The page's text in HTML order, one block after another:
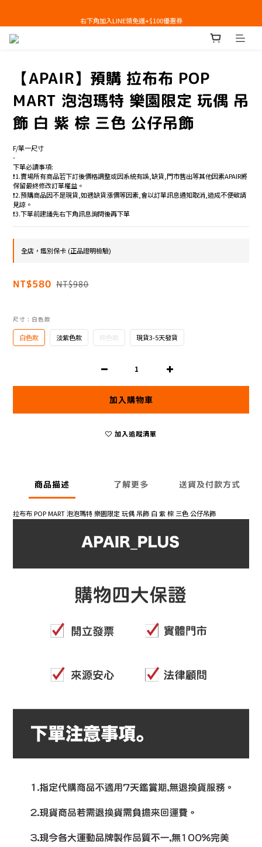
即日起，預購商品可提供部分訂金後尾款貨到付款(需協助請洽官line:@apair)
【APAIR】預購 拉布布 POP
MART 泡泡瑪特 樂園限定 玩偶 吊
飾 白 紫 棕 三色 公仔吊飾
F/單一尺寸
-
下單必讀事項:
❗️1.賣場所有商品若下訂後價格調整或因系統有誤,缺貨,門市售出等其他因素APAIR將
保留最終修改訂單權益。
❗️2.預購商品因不是現貨,如遇缺貨漲價等因素,會以訂單訊息通知取消,造成不便敬請
見諒。
❗️3.下單前建議先右下角訊息詢問後再下單
全店，鑑別保卡 (正品證明檢驗)
NT$580 NT$980
尺寸 : 白色款
白色款 淡紫色款 棕色款 現貨3-5天發貨
加入購物車
加入追蹤清單
商品描述 了解更多 送貨及付款方式
拉布布 POP MART 泡泡瑪特 樂園限定 玩偶 吊飾 白 紫 棕 三色 公仔吊飾